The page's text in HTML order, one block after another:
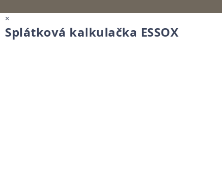
×
Splátková kalkulačka ESSOX